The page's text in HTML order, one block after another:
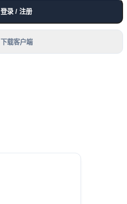
登录 / 注册
下载客户端